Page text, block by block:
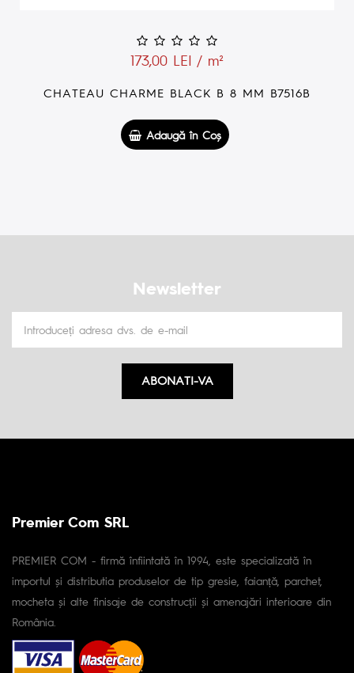
173,00 LEI / m²
CHATEAU CHARME BLACK B 8 MM B7516B
Adaugă în Coş
Newsletter
ABONATI-VA
Premier Com SRL
PREMIER COM - firmă înfiintată în 1994, este specializată în
importul și distributia produselor de tip gresie, faianță, parchet,
mocheta și alte finisaje de construcții și amenajări interioare din
România.